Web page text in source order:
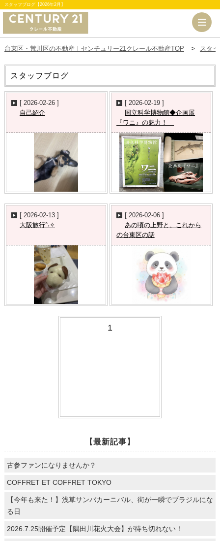
スタッフブログ【2026年2月】
台東区・荒川区の不動産｜センチュリー21クレール不動産TOP スタ
スタッフブログ
[ 2026-02-26 ]
自己紹介
[ 2026-02-19 ]
国立科学博物館◆企画展
『ワニ』の魅力！
[ 2026-02-13 ]
大阪旅行°˖✧
[ 2026-02-06 ]
あの頃の上野と、これから
の台東区の話
1
【最新記事】
古参ファンになりませんか？
COFFRET ET COFFRET TOKYO
【今年も来た！】浅草サンバカーニバル、街が一瞬でブラジルにな
る日
2026.7.25開催予定【隅田川花火大会】が待ち切れない！